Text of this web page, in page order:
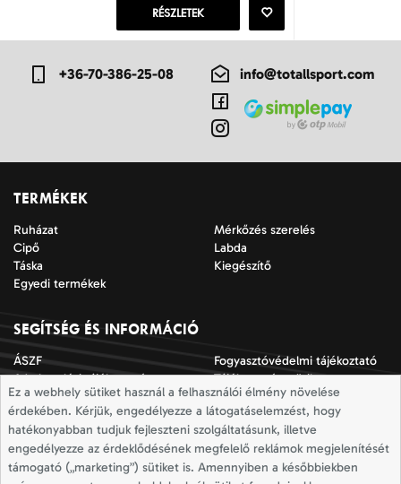
RÉSZLETEK
+36-70-386-25-08 info@totallsport.com
TERMÉKEK
Ruházat
Mérkőzés szerelés
Cipő
Labda
Táska
Kiegészítő
Egyedi termékek
SEGÍTSÉG ÉS INFORMÁCIÓ
ÁSZF
Fogyasztóvédelmi tájékoztató
Adatkezelési tájékoztató
Tájékoztató a sütik
alkalmazásáról
Jogi nyilatkozat
Impresszum
Elállási nyilatkozat
Mérettáblázatok
Szállítási információk
Elállás a szerződéstől
Ez a webhely sütiket használ a felhasználói élmény növelése
érdekében. Kérjük, engedélyezze a látogatáselemzést, hogy
hatékonyabban tudjuk fejleszteni szolgáltatásunk, illetve
engedélyezze az érdeklődésének megfelelő reklámok megjelenítését
támogató („marketing”) sütiket is. Amennyiben a későbbiekben